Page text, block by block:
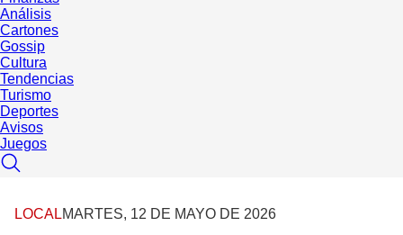
Análisis
Cartones
Gossip
Cultura
Tendencias
Turismo
Deportes
Avisos
Juegos
LOCALMARTES, 12 DE MAYO DE 2026